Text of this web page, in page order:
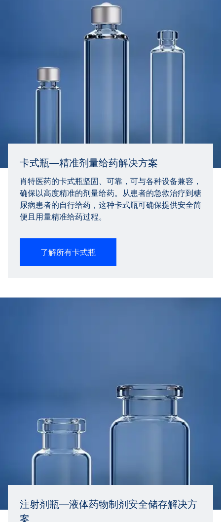
卡式瓶—精准剂量给药解决方案
肖特医药的卡式瓶坚固、可靠，可与各种设备兼容，
确保以高度精准的剂量给药。从患者的急救治疗到糖
尿病患者的自行给药，这种卡式瓶可确保提供安全简
便且用量精准给药过程。
了解所有卡式瓶
注射剂瓶—液体药物制剂安全储存解决方
案